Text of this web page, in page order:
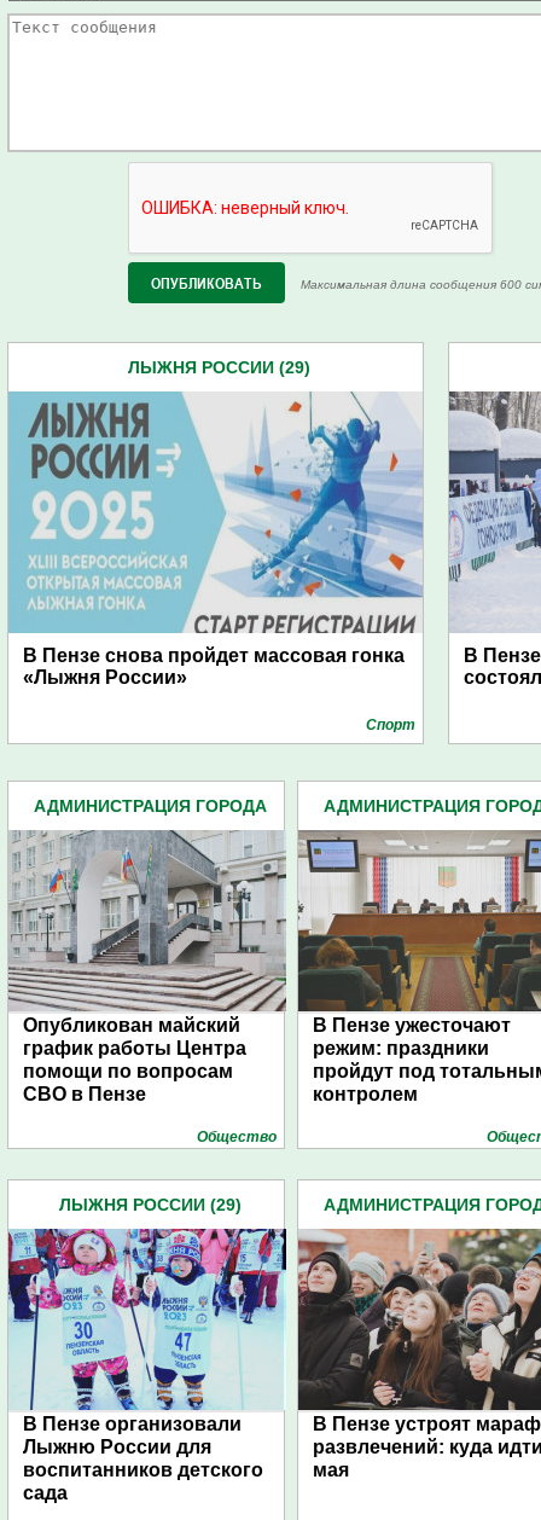
Максимальная длина сообщения 600
ЛЫЖНЯ РОССИИ (29)
В Пензе снова пройдет массовая гонка
«Лыжня России»
Спорт
В
АДМИНИСТРАЦИЯ ГОРОДА
Опубликован майский
график работы Центра
помощи по вопросам
СВО в Пензе
Общество
АДМИНИСТРАЦИЯ
В Пензе ужесточают
режим: праздники
пройдут под
контролем
ЛЫЖНЯ РОССИИ (29)
В Пензе организовали
Лыжню России для
воспитанников детского
сада
АДМИНИСТРАЦИЯ
В Пензе устроят
развлечений: куда
мая